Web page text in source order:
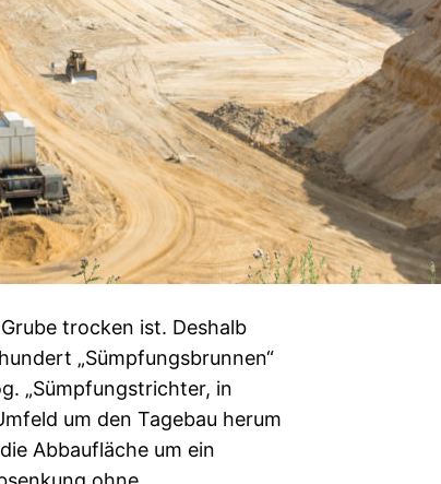
trocken ist. Deshalb
„Sümpfungsbrunnen“
„Sümpfungstrichter, in
um den Tagebau herum
Abbaufläche um ein